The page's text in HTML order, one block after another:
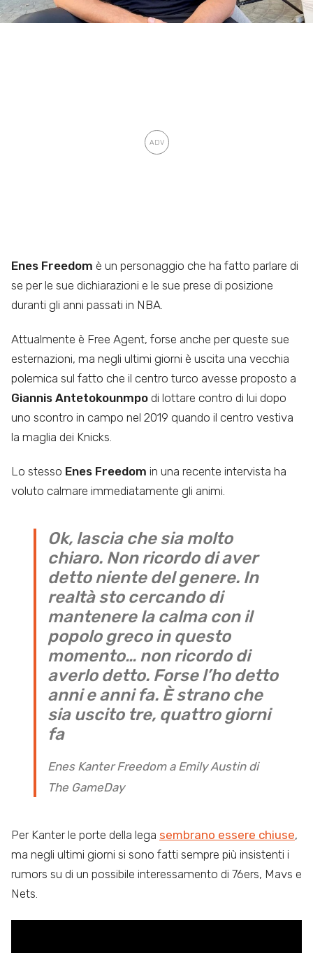
Enes Freedom è un personaggio che ha fatto parlare di
se per le sue dichiarazioni e le sue prese di posizione
duranti gli anni passati in NBA.
Attualmente è Free Agent, forse anche per queste sue
esternazioni, ma negli ultimi giorni è uscita una vecchia
polemica sul fatto che il centro turco avesse proposto a
Giannis Antetokounmpo di lottare contro di lui dopo
uno scontro in campo nel 2019 quando il centro vestiva
la maglia dei Knicks.
Lo stesso Enes Freedom in una recente intervista ha
voluto calmare immediatamente gli animi.
Ok, lascia che sia molto
chiaro. Non ricordo di aver
detto niente del genere. In
realtà sto cercando di
mantenere la calma con il
popolo greco in questo
momento… non ricordo di
averlo detto. Forse l’ho detto
anni e anni fa. È strano che
sia uscito tre, quattro giorni
fa
Enes Kanter Freedom a Emily Austin di
The GameDay
Per Kanter le porte della lega sembrano essere chiuse,
ma negli ultimi giorni si sono fatti sempre più insistenti i
rumors su di un possibile interessamento di 76ers, Mavs e
Nets.